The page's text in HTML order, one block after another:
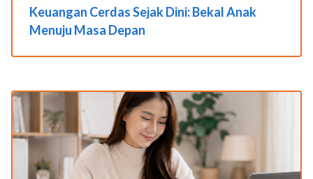
Keuangan Cerdas Sejak Dini: Bekal Anak
Menuju Masa Depan